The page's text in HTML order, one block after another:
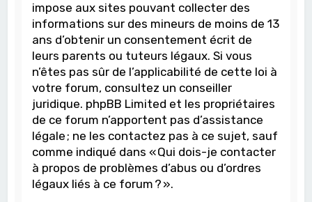
impose aux sites pouvant collecter des
informations sur des mineurs de moins de 13
ans d’obtenir un consentement écrit de
leurs parents ou tuteurs légaux. Si vous
n’êtes pas sûr de l’applicabilité de cette loi à
votre forum, consultez un conseiller
juridique. phpBB Limited et les propriétaires
de ce forum n’apportent pas d’assistance
légale ; ne les contactez pas à ce sujet, sauf
comme indiqué dans « Qui dois-je contacter
à propos de problèmes d’abus ou d’ordres
légaux liés à ce forum ? ».